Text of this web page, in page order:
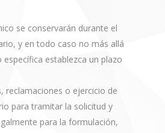
se conservarán durante el
y en todo caso no más allá
establezca un plazo
reclamaciones o ejercicio de
para tramitar la solicitud y
para la formulación,